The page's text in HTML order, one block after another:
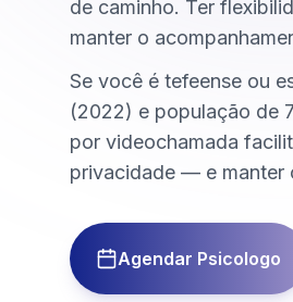
de caminho. Ter
manter o
Se você é tefeense ou
(2022) e população de
por videochamada
privacidade — e manter
Agendar Psicologo